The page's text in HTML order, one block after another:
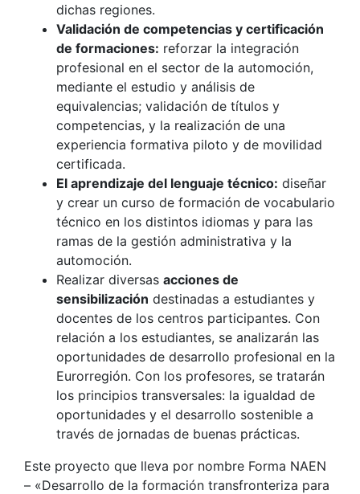
dichas regiones.
Validación de competencias y certificación
de formaciones: reforzar la integración
profesional en el sector de la automoción,
mediante el estudio y análisis de
equivalencias; validación de títulos y
competencias, y la realización de una
experiencia formativa piloto y de movilidad
certificada.
El aprendizaje del lenguaje técnico: diseñar
y crear un curso de formación de vocabulario
técnico en los distintos idiomas y para las
ramas de la gestión administrativa y la
automoción.
Realizar diversas acciones de
sensibilización destinadas a estudiantes y
docentes de los centros participantes. Con
relación a los estudiantes, se analizarán las
oportunidades de desarrollo profesional en la
Eurorregión. Con los profesores, se tratarán
los principios transversales: la igualdad de
oportunidades y el desarrollo sostenible a
través de jornadas de buenas prácticas.
Este proyecto que lleva por nombre Forma NAEN
– «Desarrollo de la formación transfronteriza para